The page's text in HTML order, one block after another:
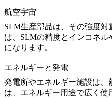
航空宇宙
SLM生産部品は、その強度対
は、SLMの精度とインコネ
になります。
エネルギーと発電
発電所やエネルギー施設は、
は、エネルギー用途で広く使